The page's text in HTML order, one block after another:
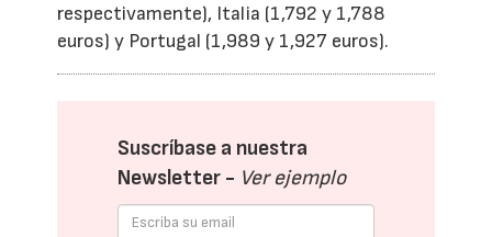
respectivamente), Italia (1,792 y 1,788
euros) y Portugal (1,989 y 1,927 euros).
Suscríbase a nuestra
Newsletter - Ver ejemplo